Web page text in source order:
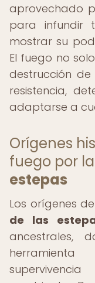
aprovechado
para infundir
mostrar su
El fuego no
destrucción
resistencia,
adaptarse a
Orígenes
fuego por
estepas
Los orígenes
de las
ancestrales,